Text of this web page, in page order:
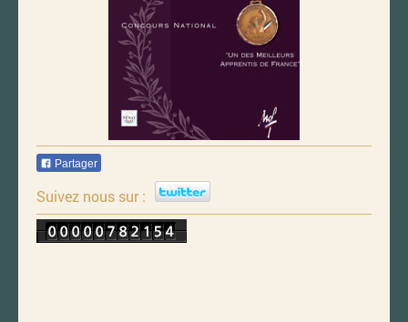
Partager
Suivez nous sur :